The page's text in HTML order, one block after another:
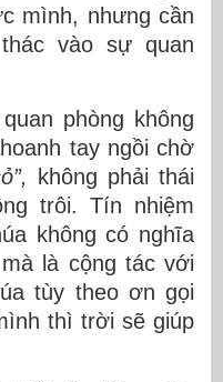
mình, nhưng cần
vào sự quan
phòng không
tay ngồi chờ
không phải thái
trôi. Tín nhiệm
không có nghĩa
là cộng tác với
tùy theo ơn gọi
thì trời sẽ giúp